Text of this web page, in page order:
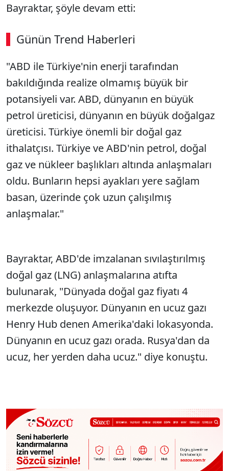
Bayraktar, şöyle devam etti:
Günün Trend Haberleri
"ABD ile Türkiye'nin enerji tarafından
bakıldığında realize olmamış büyük bir
potansiyeli var. ABD, dünyanın en büyük
petrol üreticisi, dünyanın en büyük doğalgaz
üreticisi. Türkiye önemli bir doğal gaz
ithalatçısı. Türkiye ve ABD'nin petrol, doğal
gaz ve nükleer başlıkları altında anlaşmaları
oldu. Bunların hepsi ayakları yere sağlam
basan, üzerinde çok uzun çalışılmış
anlaşmalar."
Bayraktar, ABD'de imzalanan sıvılaştırılmış
doğal gaz (LNG) anlaşmalarına atıfta
bulunarak, "Dünyada doğal gaz fiyatı 4
merkezde oluşuyor. Dünyanın en ucuz gazı
Henry Hub denen Amerika'daki lokasyonda.
Dünyanın en ucuz gazı orada. Rusya'dan da
ucuz, her yerden daha ucuz." diye konuştu.